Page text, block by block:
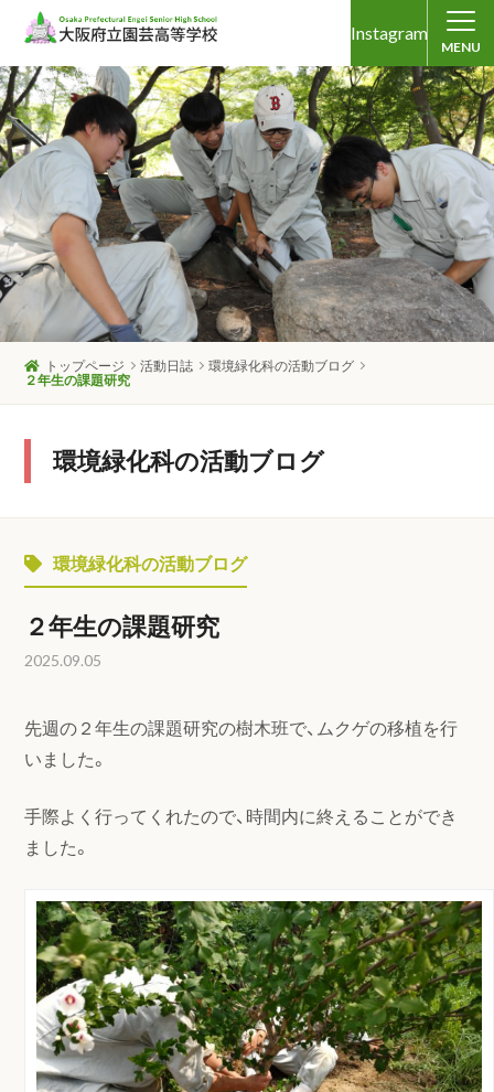
Instagram
MENU
トップページ 活動日誌
環境緑化科の活動ブログ
２年生の課題研究
環境緑化科の活動ブログ
環境緑化科の活動ブログ
２年生の課題研究
2025.09.05
先週の２年生の課題研究の樹木班で、ムクゲの移植を行
いました。
手際よく行ってくれたので、時間内に終えることができ
ました。